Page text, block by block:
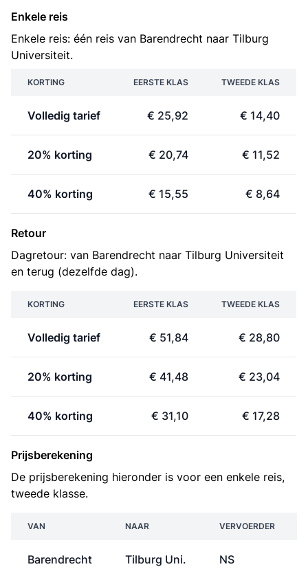
Enkele reis
Enkele reis: één reis van Barendrecht naar Tilburg
Universiteit.
KORTING EERSTE KLAS TWEEDE KLAS
Volledig tarief € 25,92 € 14,40
20% korting € 20,74 € 11,52
40% korting € 15,55 € 8,64
Retour
Dagretour: van Barendrecht naar Tilburg Universiteit
en terug (dezelfde dag).
KORTING EERSTE KLAS TWEEDE KLAS
Volledig tarief € 51,84 € 28,80
20% korting € 41,48 € 23,04
40% korting € 31,10 € 17,28
Prijsberekening
De prijsberekening hieronder is voor een enkele reis,
tweede klasse.
VAN NAAR VERVOERDER
Barendrecht Tilburg Uni. NS